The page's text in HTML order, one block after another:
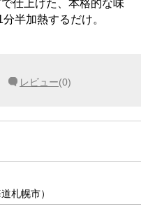
仕上げた、本格的な味
半加熱するだけ。
レビュー(0)
札幌市）